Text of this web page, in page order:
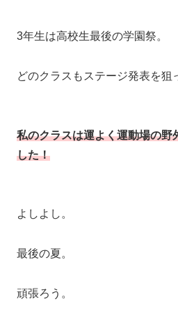
3年生は高校生最後の学園祭。
どのクラスもステージ発表を狙
私のクラスは運よく運動場の野
した！
よしよし。
最後の夏。
頑張ろう。